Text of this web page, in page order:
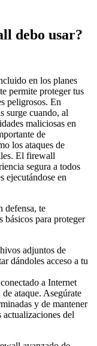
debo usar?
en los planes
permite proteger tus
peligrosos. En
surge cuando, al
maliciosas en
de
los ataques de
El firewall
segura a todos
ejecutándose en
defensa, te
básicos para proteger
adjuntos de
dándoles acceso a tu
a Internet
ataque. Asegúrate
y de mantener
del